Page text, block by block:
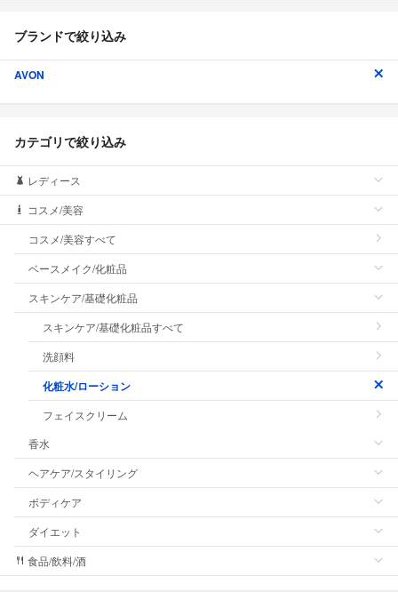
ブランドで絞り込み
AVON
カテゴリで絞り込み
レディース
コスメ/美容
コスメ/美容すべて
ベースメイク/化粧品
スキンケア/基礎化粧品
スキンケア/基礎化粧品すべて
洗顔料
化粧水/ローション
フェイスクリーム
香水
ヘアケア/スタイリング
ボディケア
ダイエット
食品/飲料/酒